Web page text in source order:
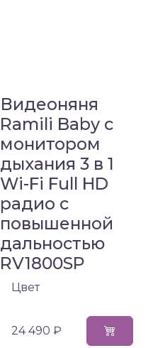
Видеоняня
Ramili Baby с
монитором
дыхания 3 в 1
Wi-Fi Full HD
радио с
повышенной
дальностью
RV1800SP
Цвет
24 490 ₽